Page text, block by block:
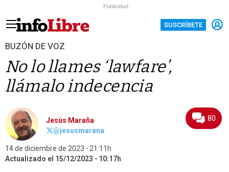
Publicidad
SUSCRÍBETE
BUZÓN DE VOZ
No lo llames ‘lawfare’,
llámalo indecencia
Jesús Maraña
@jesusmarana
14 de diciembre de 2023
21:11h
Actualizado el 15/12/2023
10:17h
80